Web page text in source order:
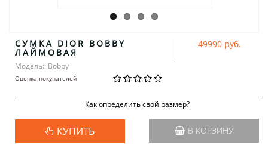
СУМКА DIOR BOBBY
ЛАЙМОВАЯ
Модель:: Bobby
Оценка покупателей
49990 руб.
Как определить свой размер?
КУПИТЬ В КОРЗИНУ